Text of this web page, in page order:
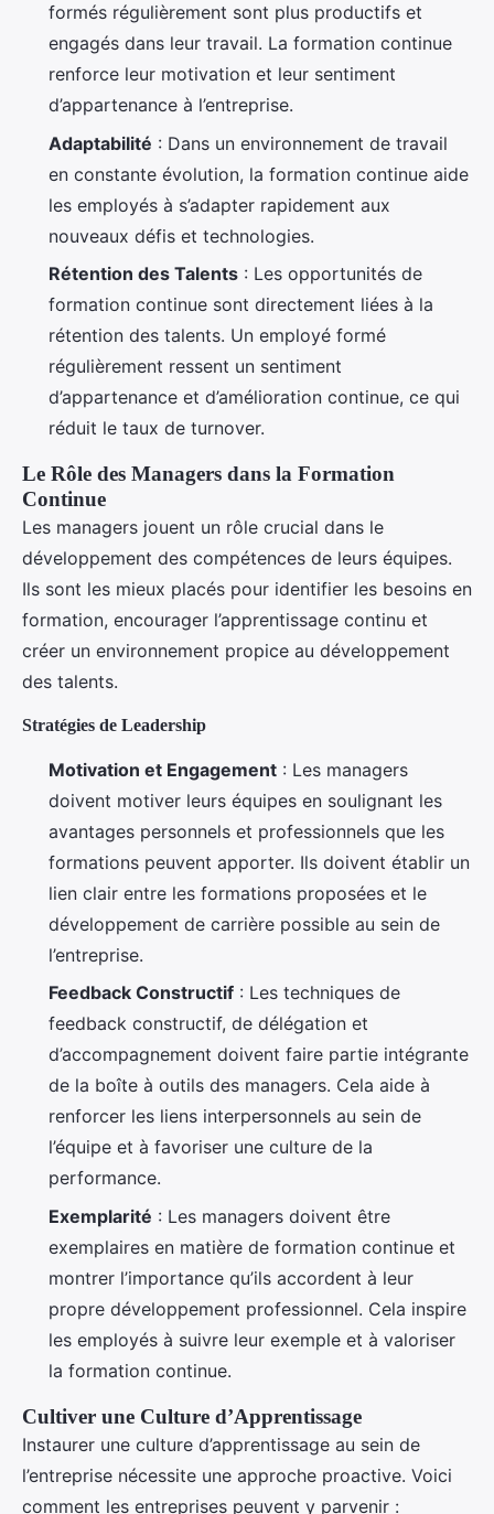
formés régulièrement sont plus productifs et
engagés dans leur travail. La formation continue
renforce leur motivation et leur sentiment
d’appartenance à l’entreprise.
Adaptabilité : Dans un environnement de travail
en constante évolution, la formation continue aide
les employés à s’adapter rapidement aux
nouveaux défis et technologies.
Rétention des Talents : Les opportunités de
formation continue sont directement liées à la
rétention des talents. Un employé formé
régulièrement ressent un sentiment
d’appartenance et d’amélioration continue, ce qui
réduit le taux de turnover.
Le Rôle des Managers dans la Formation
Continue
Les managers jouent un rôle crucial dans le
développement des compétences de leurs équipes.
Ils sont les mieux placés pour identifier les besoins en
formation, encourager l’apprentissage continu et
créer un environnement propice au développement
des talents.
Stratégies de Leadership
Motivation et Engagement : Les managers
doivent motiver leurs équipes en soulignant les
avantages personnels et professionnels que les
formations peuvent apporter. Ils doivent établir un
lien clair entre les formations proposées et le
développement de carrière possible au sein de
l’entreprise.
Feedback Constructif : Les techniques de
feedback constructif, de délégation et
d’accompagnement doivent faire partie intégrante
de la boîte à outils des managers. Cela aide à
renforcer les liens interpersonnels au sein de
l’équipe et à favoriser une culture de la
performance.
Exemplarité : Les managers doivent être
exemplaires en matière de formation continue et
montrer l’importance qu’ils accordent à leur
propre développement professionnel. Cela inspire
les employés à suivre leur exemple et à valoriser
la formation continue.
Cultiver une Culture d’Apprentissage
Instaurer une culture d’apprentissage au sein de
l’entreprise nécessite une approche proactive. Voici
comment les entreprises peuvent y parvenir :